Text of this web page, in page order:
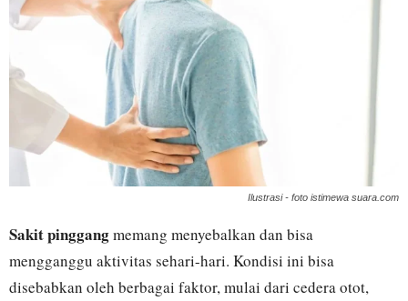
Ilustrasi - foto istimewa suara.com
Sakit pinggangmemang menyebalkan dan bisa
mengganggu aktivitas sehari-hari. Kondisi ini bisa
disebabkan oleh berbagai faktor, mulai dari cedera otot,